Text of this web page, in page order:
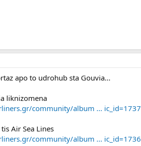
apo to udrohub sta Gouvia...
liknizomena
community/album ... ic_id=1737
Air Sea Lines
community/album ... ic_id=1736